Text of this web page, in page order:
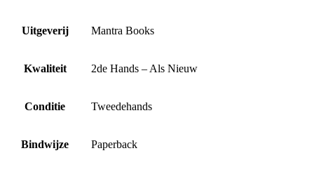
Uitgeverij Mantra Books
Kwaliteit 2de Hands – Als Nieuw
Conditie Tweedehands
Bindwijze Paperback